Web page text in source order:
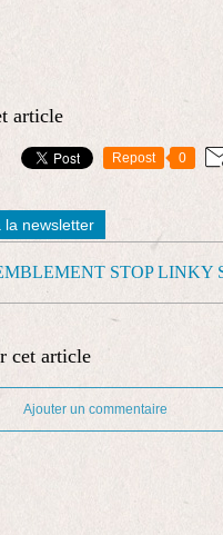
article
Repost 0
la newsletter
cet article
Ajouter un commentaire